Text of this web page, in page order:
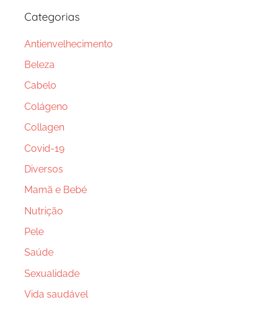
Categorias
Antienvelhecimento
Beleza
Cabelo
Colágeno
Collagen
Covid-19
Diversos
Mamã e Bebé
Nutrição
Pele
Saúde
Sexualidade
Vida saudável